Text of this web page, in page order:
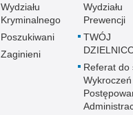
Wydziału
Kryminalnego
Poszukiwani
Zaginieni
Wydziału
Prewencji
TWÓJ
Referat do